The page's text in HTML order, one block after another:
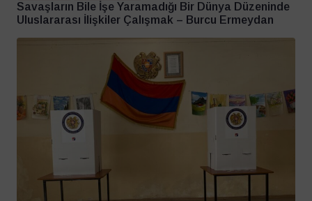
Savaşların Bile İşe Yaramadığı Bir Dünya Düzeninde
Uluslararası İlişkiler Çalışmak – Burcu Ermeydan